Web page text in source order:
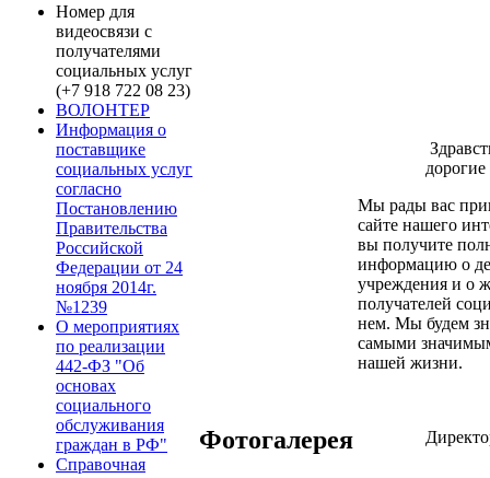
Номер для
видеосвязи с
получателями
социальных услуг
(+7 918 722 08 23)
ВОЛОНТЕР
Информация о
поставщике
социальных услуг
согласно
Постановлению
Правительства
Российской
Федерации от 24
ноября 2014г.
№1239
О мероприятиях
по реализации
442-ФЗ "Об
основах
социального
обслуживания
граждан в РФ"
Справочная
Фотогалерея
дорогие
Мы рады вас
сайте нашего
вы получите
информацию о
учреждения и о
получателей
нем. Мы будем
самыми
нашей жизни.